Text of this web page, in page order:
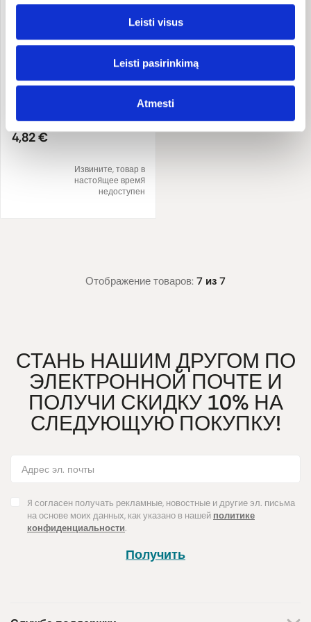
Leisti visus
Leisti pasirinkimą
Atmesti
Майонез с трюфелями
NATURA
160 g
30.13 €/kg
4,82 €
Извините, товар в
настоящее время
недоступен
Отображение товаров: 7 из 7
СТАНЬ НАШИМ ДРУГОМ ПО
ЭЛЕКТРОННОЙ ПОЧТЕ И
ПОЛУЧИ СКИДКУ 10% НА
СЛЕДУЮЩУЮ ПОКУПКУ!
Я согласен получать рекламные, новостные и другие эл. письма
на основе моих данных, как указано в нашей политике
конфиденциальности.
Получить